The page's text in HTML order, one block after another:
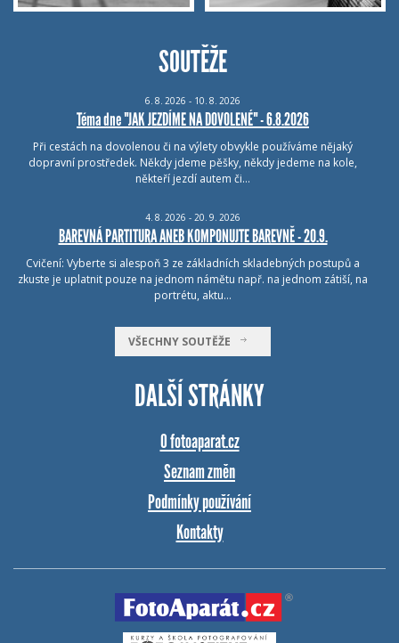
SOUTĚŽE
6. 8. 2026 - 10. 8. 2026
Téma dne "JAK JEZDÍME NA DOVOLENÉ" - 6.8.2026
Při cestách na dovolenou či na výlety obvykle používáme nějaký
dopravní prostředek. Někdy jdeme pěšky, někdy jedeme na kole,
někteří jezdí autem či…
4. 8. 2026 - 20. 9. 2026
BAREVNÁ PARTITURA ANEB KOMPONUJTE BAREVNĚ - 20.9.
Cvičení: Vyberte si alespoň 3 ze základních skladebných postupů a
zkuste je uplatnit pouze na jednom námětu např. na jednom zátiší, na
portrétu, aktu…
VŠECHNY SOUTĚŽE
DALŠÍ STRÁNKY
O fotoaparat.cz
Seznam změn
Podmínky používání
Kontakty